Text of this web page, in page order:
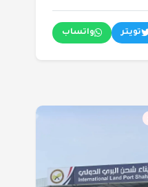
تويتر واتساب